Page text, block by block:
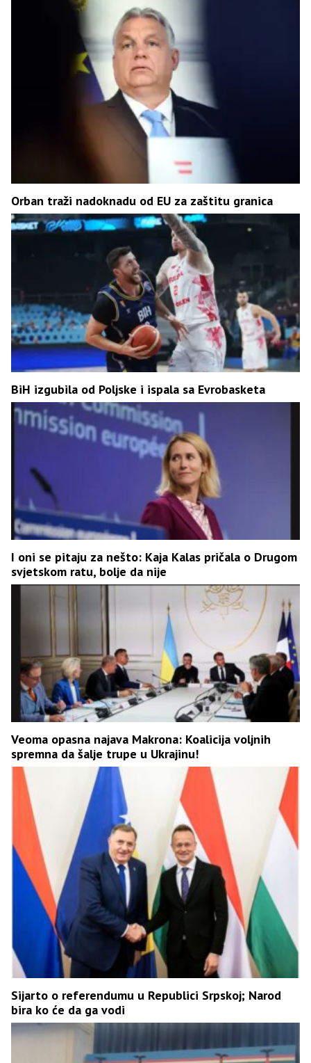
Orban traži nadoknadu od EU za zaštitu granica
BiH izgubila od Poljske i ispala sa Evrobasketa
I oni se pitaju za nešto: Kaja Kalas pričala o Drugom
svjetskom ratu, bolje da nije
Veoma opasna najava Makrona: Koalicija voljnih
spremna da šalje trupe u Ukrajinu!
Sijarto o referendumu u Republici Srpskoj; Narod
bira ko će da ga vodi